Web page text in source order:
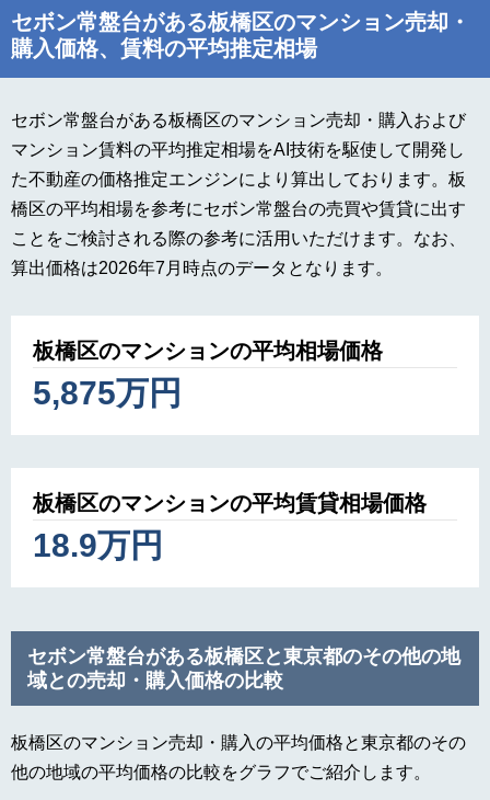
セボン常盤台がある板橋区のマンション売却・
購入価格、賃料の平均推定相場
セボン常盤台がある板橋区のマンション売却・購入および
マンション賃料の平均推定相場をAI技術を駆使して開発し
た不動産の価格推定エンジンにより算出しております。板
橋区の平均相場を参考にセボン常盤台の売買や賃貸に出す
ことをご検討される際の参考に活用いただけます。なお、
算出価格は2026年7月時点のデータとなります。
板橋区のマンションの平均相場価格
5,875万円
板橋区のマンションの平均賃貸相場価格
18.9万円
セボン常盤台がある板橋区と東京都のその他の地
域との売却・購入価格の比較
板橋区のマンション売却・購入の平均価格と東京都のその
他の地域の平均価格の比較をグラフでご紹介します。